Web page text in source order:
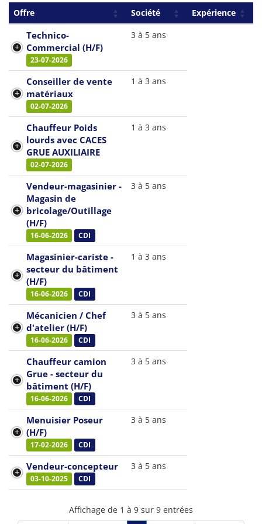
Offre Société Expérience
Technico-
Commercial (H/F)
23-07-2026
3 à 5 ans
Conseiller de vente
matériaux
02-07-2026
1 à 3 ans
Chauffeur Poids
lourds avec CACES
GRUE AUXILIAIRE
02-07-2026
1 à 3 ans
Vendeur-magasinier -
Magasin de
bricolage/Outillage
(H/F)
16-06-2026 CDI
3 à 5 ans
Magasinier-cariste -
secteur du bâtiment
(H/F)
16-06-2026 CDI
1 à 3 ans
Mécanicien / Chef
d'atelier (H/F)
16-06-2026 CDI
3 à 5 ans
Chauffeur camion
Grue - secteur du
bâtiment (H/F)
16-06-2026 CDI
3 à 5 ans
Menuisier Poseur
(H/F)
17-02-2026 CDI
3 à 5 ans
Vendeur-concepteur
03-10-2025 CDI
3 à 5 ans
Affichage de 1 à 9 sur 9 entrées